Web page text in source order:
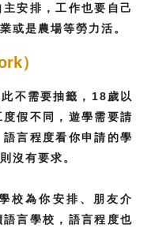
安排，工作也要自己
或是農場等勞力活。
）
不需要抽籤，18歲以
度假不同，遊學需要請
言程度看你申請的學
沒有要求。
校為你安排、朋友介
言學校，語言程度也